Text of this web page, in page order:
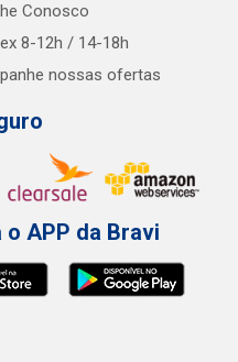
Conosco
8-12h / 14-18h
nossas ofertas
o APP da Bravi